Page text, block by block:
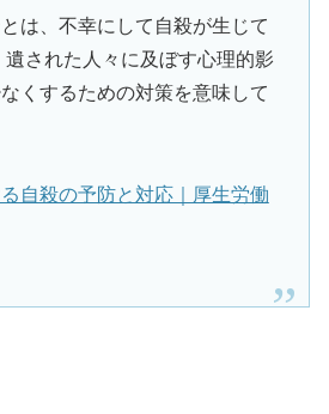
は、不幸にして自殺が生じて
遺された人々に及ぼす心理的影
くするための対策を意味して
自殺の予防と対応｜厚生労働